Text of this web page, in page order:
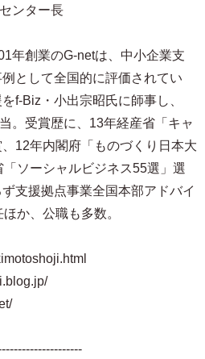
ンター長
年創業のG-netは、中小企業支
として全国的に評価されてい
f-Biz・小出宗昭氏に師事し、
。受賞歴に、13年経産省「キャ
12年内閣府「ものづくり日本大
ソーシャルビジネス55選」選
支援拠点事業全国本部アドバイ
か、公職も多数。